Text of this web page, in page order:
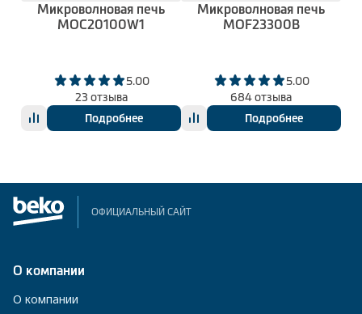
Микроволновая печь
MOC20100W1
5.00
23 отзыва
Подробнее
Микроволновая печь
MOF23300B
5.00
684 отзыва
Подробнее
ОФИЦИАЛЬНЫЙ САЙТ
О компании
О компании